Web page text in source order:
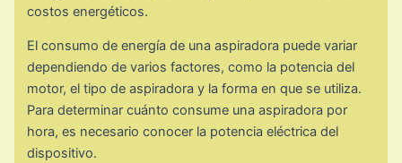
costos energéticos.
El consumo de energía de una aspiradora puede variar
dependiendo de varios factores, como la potencia del
motor, el tipo de aspiradora y la forma en que se utiliza.
Para determinar cuánto consume una aspiradora por
hora, es necesario conocer la potencia eléctrica del
dispositivo.